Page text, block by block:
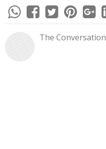
The Conversation